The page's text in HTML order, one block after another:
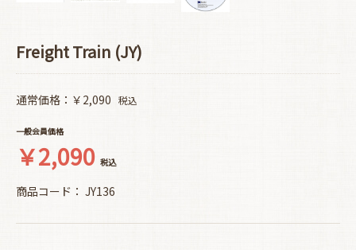
Freight Train (JY)
通常価格：￥2,090 税込
一般会員価格
￥2,090 税込
商品コード： JY136